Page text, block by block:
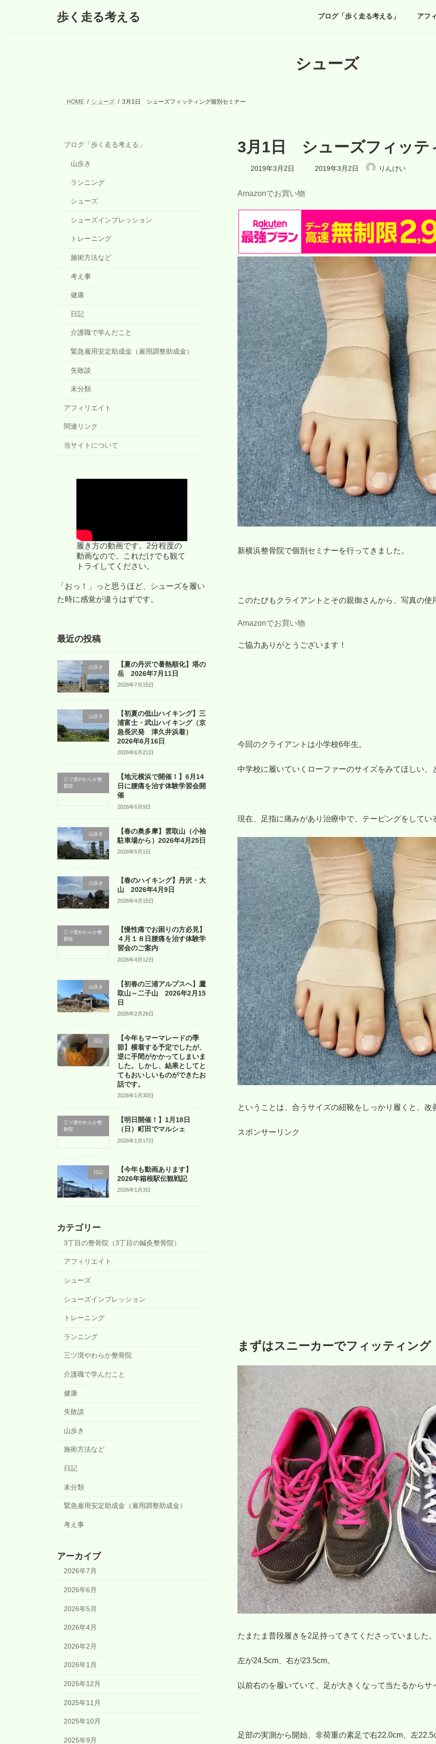
歩く走る考える ブログ「歩く走る考える」 アフ
シューズ
HOME シューズ 3月1日 シューズフィッティング個別セミナー
3月1日 シューズフィッテ
2019年3月2日
最
終
時
2019年3月2日 りんけい
Amazonでお買い物
新横浜整骨院で個別セミナーを行ってきました。
このたびもクライアントとその親御さんから、写真の使
Amazonでお買い物
ご協力ありがとうございます！
今回のクライアントは小学校6年生。
中学校に履いていくローファーのサイズをみてほしい、
現在、足指に痛みがあり治療中で、テーピングをしてい
ということは、合うサイズの紐靴をしっかり履くと、改
スポンサーリンク
まずはスニーカーでフィッティング
たまたま普段履きを2足持ってきてくださっていました。
左が24.5cm、右が23.5cm。
以前右のを履いていて、足が大きくなって当たるからサ
足部の実測から開始、非荷重の素足で右22.0cm、左
ブログ「歩く走る考える」
山歩き
ランニング
シューズ
シューズインプレッション
トレーニング
施術方法など
考え事
健康
日記
介護職で学んだこと
緊急雇用安定助成金（雇用調整助成金）
失敗談
未分類
アフィリエイト
関連リンク
当サイトについて
履き方の動画です。2分程度の
動画なので、これだけでも観て
トライしてください。
「おっ！」っと思うほど、シューズを履い
た時に感覚が違うはずです。
最近の投稿
山歩き
【夏の丹沢で暑熱順化】塔の
岳 2026年7月11日
2026年7月15日
山歩き
【初夏の低山ハイキング】三
浦富士・武山ハイキング（京
急長沢発 津久井浜着）
2026年6月16日
2026年6月21日
三ツ境やわらか整
骨院
【地元横浜で開催！】6月14
日に腰痛を治す体験学習会開
催
2026年6月9日
山歩き
【春の奥多摩】雲取山（小袖
駐車場から）2026年4月25日
2026年5月1日
山歩き
【春のハイキング】丹沢・大
山 2026年4月9日
2026年4月15日
三ツ境やわらか整
骨院
【慢性痛でお困りの方必見】
４月１８日腰痛を治す体験学
習会のご案内
2026年4月12日
山歩き
【初春の三浦アルプスへ】鷹
取山～二子山 2026年2月15
日
2026年2月26日
日記
【今年もマーマレードの季
節】横着する予定でしたが、
逆に手間がかかってしまいま
した。しかし、結果としてと
てもおいしいものができたお
話です。
2026年1月30日
三ツ境やわらか整
骨院
【明日開催！】1月18日
（日）町田でマルシェ
2026年1月17日
日記
【今年も動画あります】
2026年箱根駅伝観戦記
2026年1月3日
カテゴリー
3丁目の整骨院（3丁目の鍼灸整骨院）
アフィリエイト
シューズ
シューズインプレッション
トレーニング
ランニング
三ツ境やわらか整骨院
介護職で学んだこと
健康
失敗談
山歩き
施術方法など
日記
未分類
緊急雇用安定助成金（雇用調整助成金）
考え事
アーカイブ
2026年7月
2026年6月
2026年5月
2026年4月
2026年2月
2026年1月
2025年12月
2025年11月
2025年10月
2025年9月